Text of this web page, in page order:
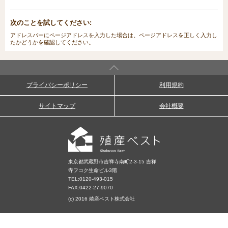
次のことを試してください:
アドレスバーにページアドレスを入力した場合は、ページアドレスを正しく入力し
たかどうかを確認してください。
プライバシーポリシー 利用規約
サイトマップ 会社概要
東京都武蔵野市吉祥寺南町2-3-15 吉祥
寺フコク生命ビル3階
TEL:0120-493-015
FAX:0422-27-9070
(c) 2016 殖産ベスト株式会社